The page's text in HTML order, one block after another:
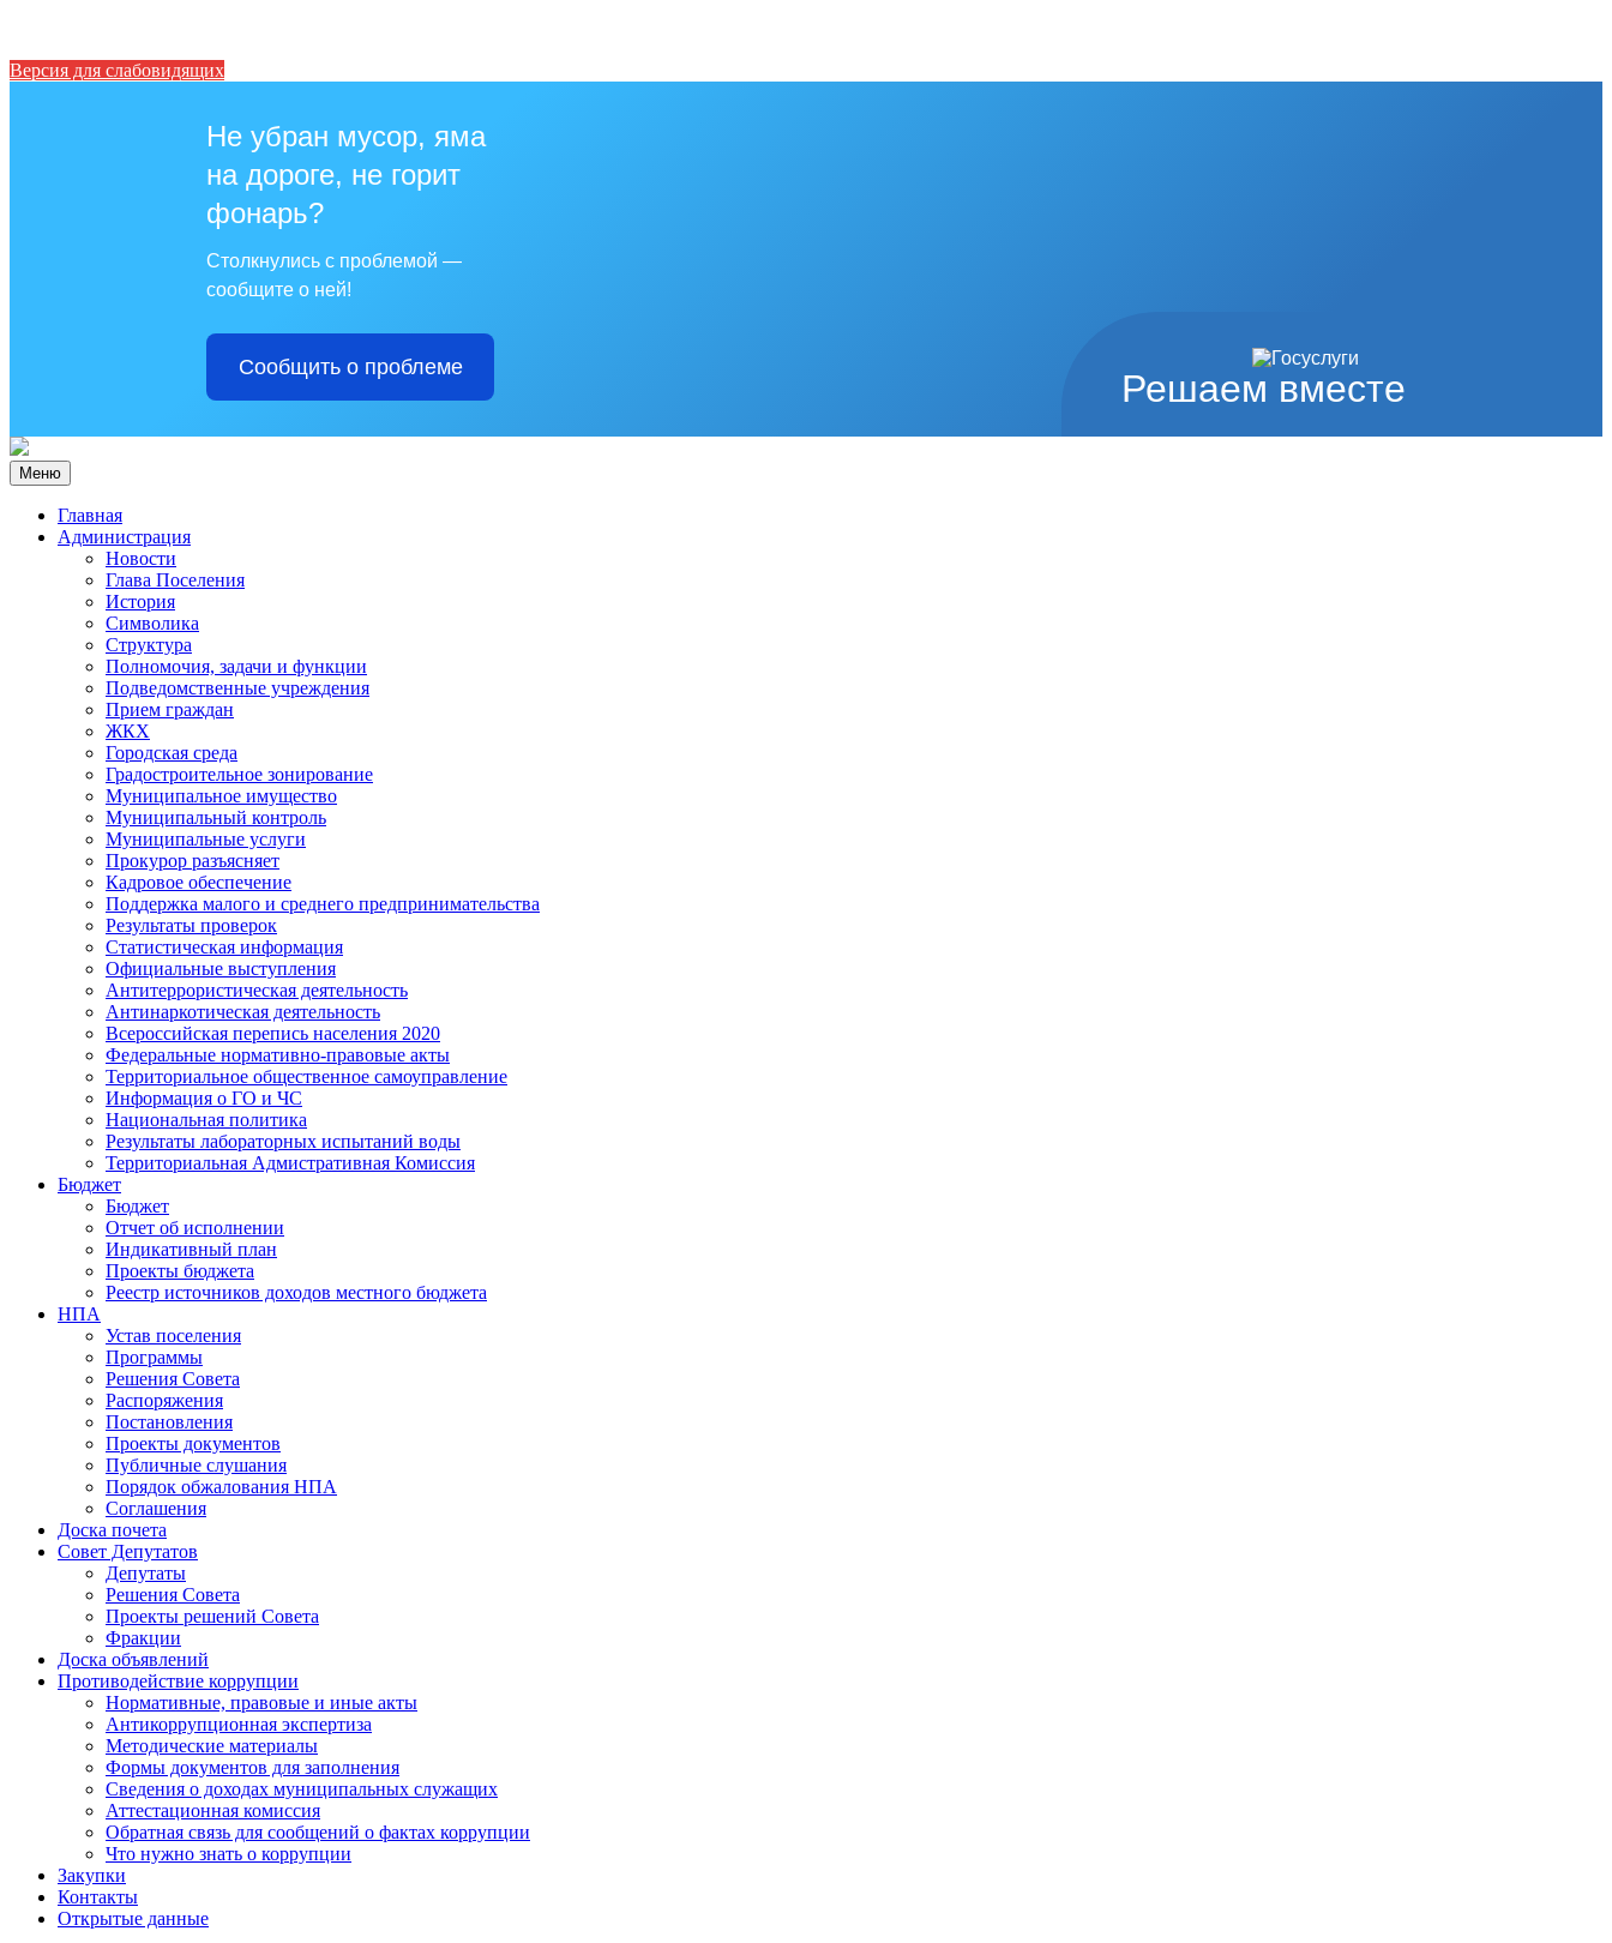
Версия для слабовидящих
Решаем вместе
Не убран мусор, яма
на дороге, не горит
фонарь?
Столкнулись с проблемой —
сообщите о ней!
Сообщить о проблеме
Меню
Главная
Администрация
Новости
Глава Поселения
История
Символика
Структура
Полномочия, задачи и функции
Подведомственные учреждения
Прием граждан
ЖКХ
Городская среда
Градостроительное зонирование
Муниципальное имущество
Муниципальный контроль
Муниципальные услуги
Прокурор разъясняет
Кадровое обеспечение
Поддержка малого и среднего предпринимательства
Результаты проверок
Статистическая информация
Официальные выступления
Антитеррористическая деятельность
Антинаркотическая деятельность
Всероссийская перепись населения 2020
Федеральные нормативно-правовые акты
Территориальное общественное самоуправление
Информация о ГО и ЧС
Национальная политика
Результаты лабораторных испытаний воды
Территориальная Адмистративная Комиссия
Бюджет
Бюджет
Отчет об исполнении
Индикативный план
Проекты бюджета
Реестр источников доходов местного бюджета
НПА
Устав поселения
Программы
Решения Совета
Распоряжения
Постановления
Проекты документов
Публичные слушания
Порядок обжалования НПА
Соглашения
Доска почета
Совет Депутатов
Депутаты
Решения Совета
Проекты решений Совета
Фракции
Доска объявлений
Противодействие коррупции
Нормативные, правовые и иные акты
Антикоррупционная экспертиза
Методические материалы
Формы документов для заполнения
Сведения о доходах муниципальных служащих
Аттестационная комиссия
Обратная связь для сообщений о фактах коррупции
Что нужно знать о коррупции
Закупки
Контакты
Открытые данные